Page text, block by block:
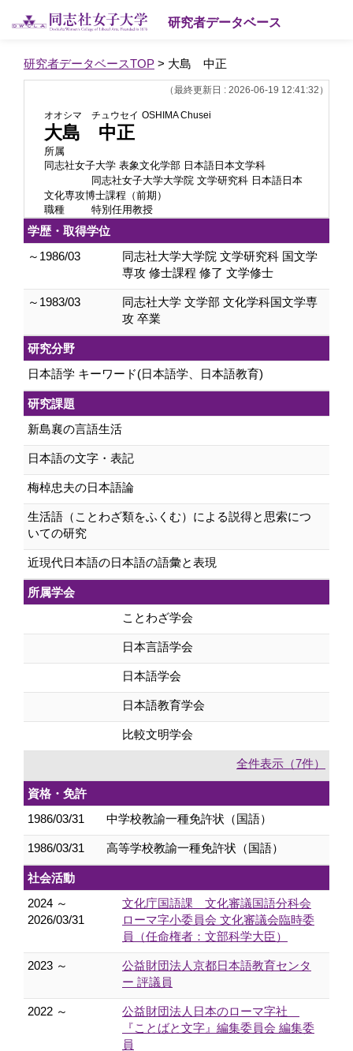
研究者データベース
研究者データベースTOP > 大島 中正
（最終更新日 : 2026-06-19 12:41:32）
オオシマ チュウセイ OSHIMA Chusei
大島 中正
所属
同志社女子大学 表象文化学部 日本語日本文学科
同志社女子大学大学院 文学研究科 日本語日本
文化専攻博士課程（前期）
職種
特別任用教授
学歴・取得学位
～1986/03
同志社大学大学院 文学研究科 国文学
専攻 修士課程 修了 文学修士
～1983/03
同志社大学 文学部 文化学科国文学専
攻 卒業
研究分野
日本語学 キーワード(日本語学、日本語教育)
研究課題
新島襄の言語生活
日本語の文字・表記
梅棹忠夫の日本語論
生活語（ことわざ類をふくむ）による説得と思索につ
いての研究
近現代日本語の日本語の語彙と表現
所属学会
ことわざ学会
日本言語学会
日本語学会
日本語教育学会
比較文明学会
全件表示（7件）
資格・免許
1986/03/31
中学校教諭一種免許状（国語）
1986/03/31 高等学校教諭一種免許状（国語）
社会活動
2024 ～
2026/03/31
文化庁国語課 文化審議国語分科会
ローマ字小委員会 文化審議会臨時委
員（任命権者：文部科学大臣）
2023 ～
公益財団法人京都日本語教育センタ
ー 評議員
2022 ～
公益財団法人日本のローマ字社
『ことばと文字』編集委員会 編集委
員